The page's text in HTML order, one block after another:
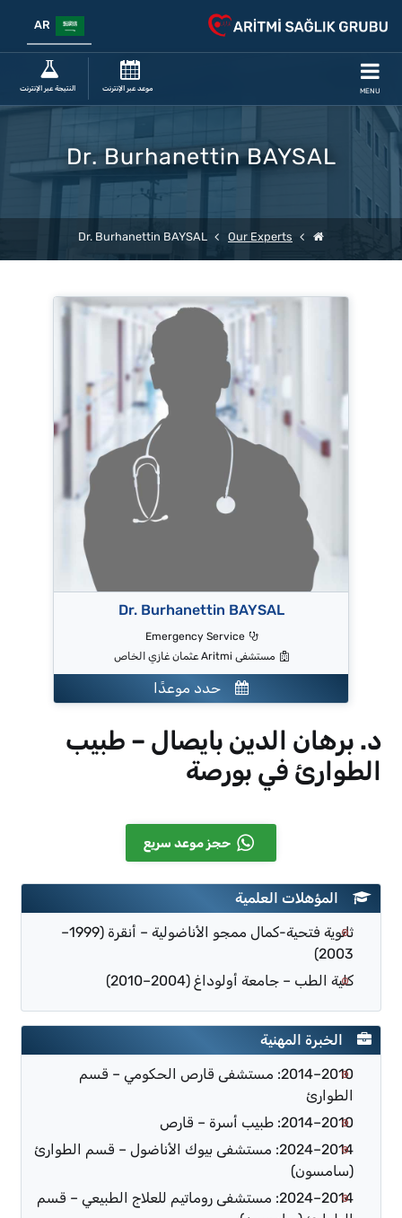
MENU موعد عبر الإنترنت النتيجة عبر الإنترنت
Dr. Burhanettin BAYSAL
Our Experts
Dr. Burhanettin BAYSAL
Dr. Burhanettin BAYSAL
Emergency Service
مستشفى Aritmi عثمان غازي الخاص
حدد موعدًا
د. برهان الدين بايصال – طبيب
الطوارئ في بورصة
حجز موعد سريع
المؤهلات العلمية
ثانوية فتحية-كمال ممجو الأناضولية – أنقرة (1999–
2003)
كلية الطب – جامعة أولوداغ (2004–2010)
الخبرة المهنية
2010–2014: مستشفى قارص الحكومي – قسم
الطوارئ
2010–2014: طبيب أسرة – قارص
2014–2024: مستشفى بيوك الأناضول – قسم الطوارئ
(سامسون)
2014–2024: مستشفى روماتيم للعلاج الطبيعي – قسم